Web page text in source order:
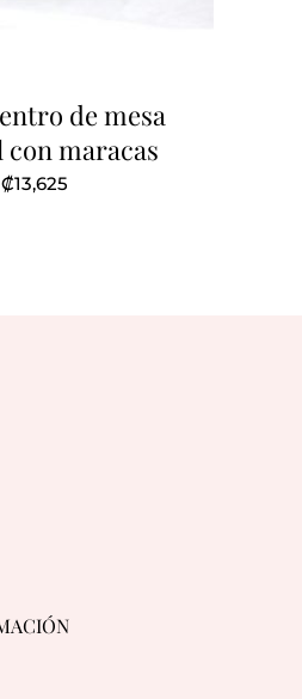
de mesa
maracas
₡13,625